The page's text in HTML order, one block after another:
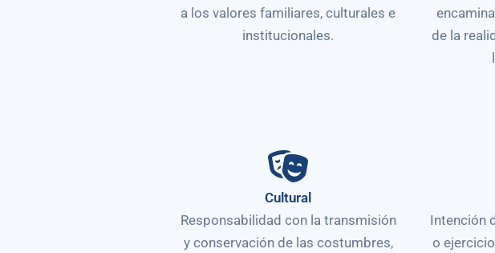
a los valores familiares, culturales e
institucionales.
de la
Cultural
Responsabilidad con la transmisión
y conservación de las costumbres,
Intención
o